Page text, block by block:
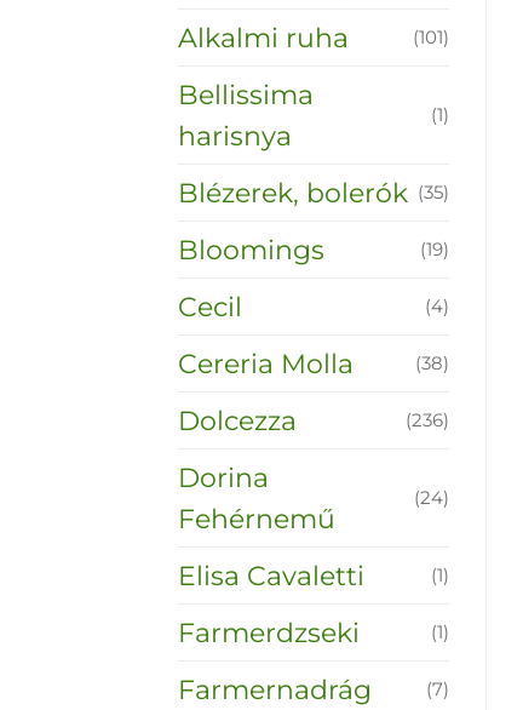
Alkalmi ruha (101)
Bellissima
harisnya
(1)
Blézerek, bolerók (35)
Bloomings (19)
Cecil (4)
Cereria Molla (38)
Dolcezza (236)
Dorina
Fehérnemű
(24)
Elisa Cavaletti (1)
Farmerdzseki (1)
Farmernadrág (7)